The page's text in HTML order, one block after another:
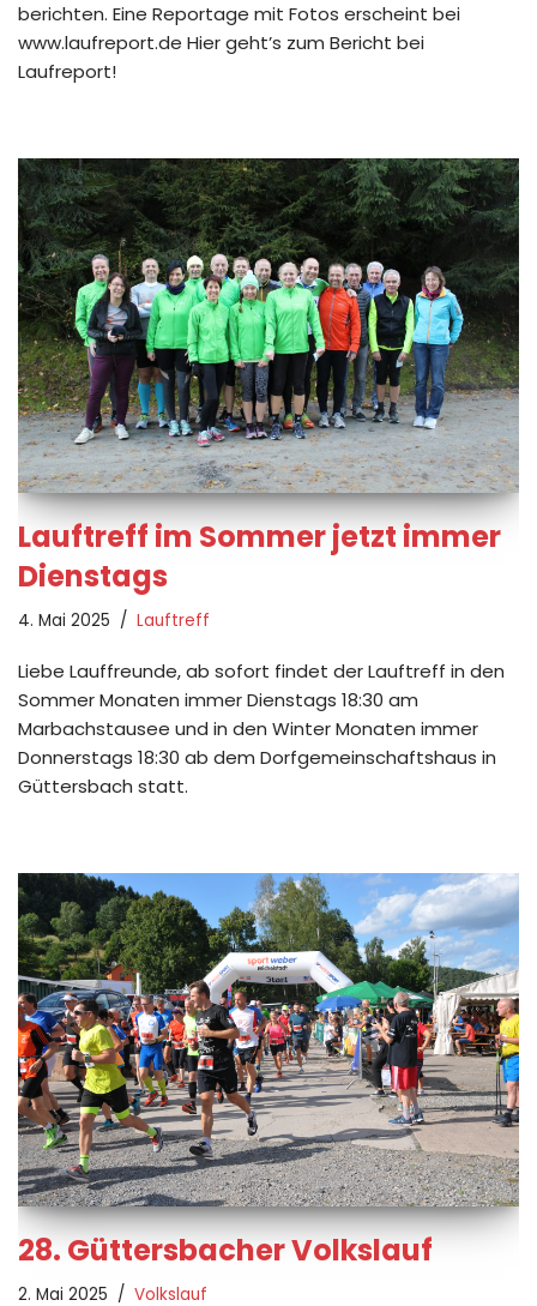
berichten. Eine Reportage mit Fotos erscheint bei
www.laufreport.de Hier geht’s zum Bericht bei
Laufreport!
Lauftreff im Sommer jetzt immer
Dienstags
4. Mai 2025 Lauftreff
Liebe Lauffreunde, ab sofort findet der Lauftreff in den
Sommer Monaten immer Dienstags 18:30 am
Marbachstausee und in den Winter Monaten immer
Donnerstags 18:30 ab dem Dorfgemeinschaftshaus in
Güttersbach statt.
28. Güttersbacher Volkslauf
2. Mai 2025 Volkslauf